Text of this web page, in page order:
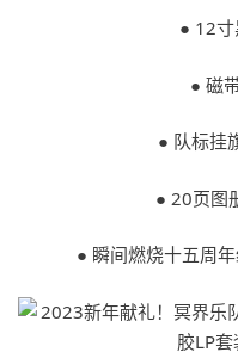
● 12寸
● 磁
● 队标挂
● 20页图
● 瞬间燃烧十五周